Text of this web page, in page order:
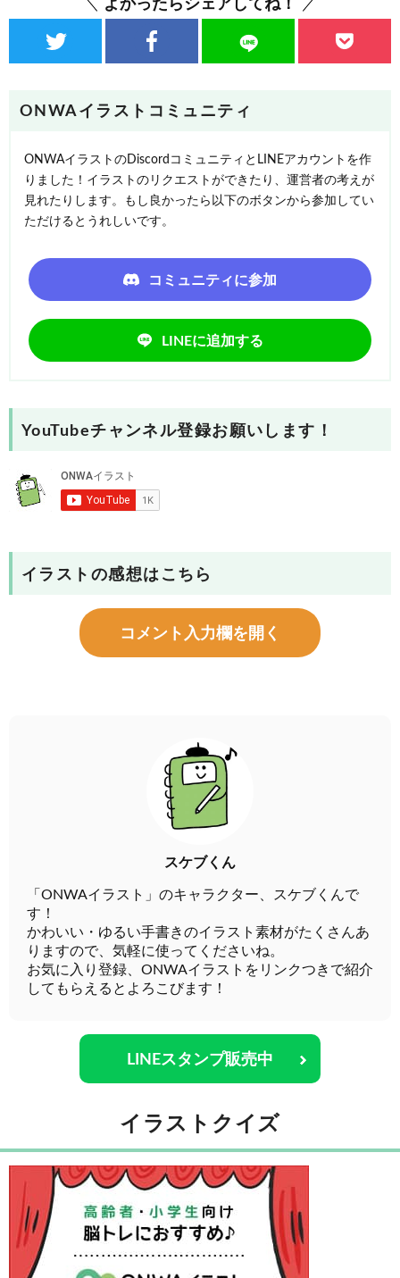
よかったらシェアしてね！
ONWAイラストコミュニティ
ONWAイラストのDiscordコミュニティとLINEアカウントを作
りました！イラストのリクエストができたり、運営者の考えが
見れたりします。もし良かったら以下のボタンから参加してい
ただけるとうれしいです。
コミュニティに参加
LINEに追加する
YouTubeチャンネル登録お願いします！
イラストの感想はこちら
コメント入力欄を開く
スケブくん
「ONWAイラスト」のキャラクター、スケブくんで
す！
かわいい・ゆるい手書きのイラスト素材がたくさんあ
りますので、気軽に使ってくださいね。
お気に入り登録、ONWAイラストをリンクつきで紹介
してもらえるとよろこびます！
LINEスタンプ販売中
イラストクイズ